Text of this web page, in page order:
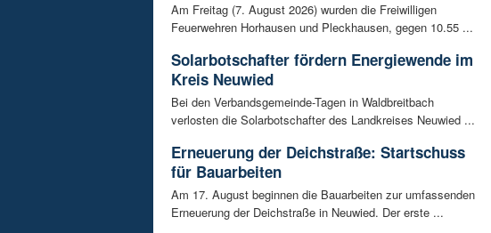
Am Freitag (7. August 2026) wurden die Freiwilligen
Feuerwehren Horhausen und Pleckhausen, gegen 10.55 ...
Solarbotschafter fördern Energiewende im
Kreis Neuwied
Bei den Verbandsgemeinde-Tagen in Waldbreitbach
verlosten die Solarbotschafter des Landkreises Neuwied ...
Erneuerung der Deichstraße: Startschuss
für Bauarbeiten
Am 17. August beginnen die Bauarbeiten zur umfassenden
Erneuerung der Deichstraße in Neuwied. Der erste ...